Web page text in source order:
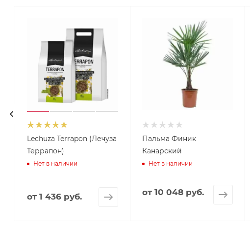
Lechuza Terrapon (Лечуза
Террапон)
Нет в наличии
от 1 436 руб.
Пальма Финик
Канарский
Нет в наличии
от 10 048 руб.